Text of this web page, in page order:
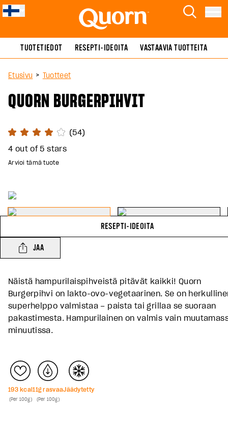
Skip to main contentQuorn Etsi
Menu
TUOTETIEDOT RESEPTI-IDEOITA VASTAAVIA TUOTTEITA
Etusivu > Tuotteet
QUORN BURGERPIHVIT
Rate:
(54)
4 out of 5 stars
Arvioi tämä tuote
RESEPTI-IDEOITA
JAA
Näistä hampurilaispihveistä pitävät kaikki! Quorn
Burgerpihvi on lakto-ovo-vegetaarinen. Se on
superhelppo valmistaa – paista tai grillaa se suoraan
pakastimesta. Hampurilainen on valmis vain
minuutissa.
193kcal
(Per 100g)
11g rasvaa
(Per 100g)
Jäädytetty